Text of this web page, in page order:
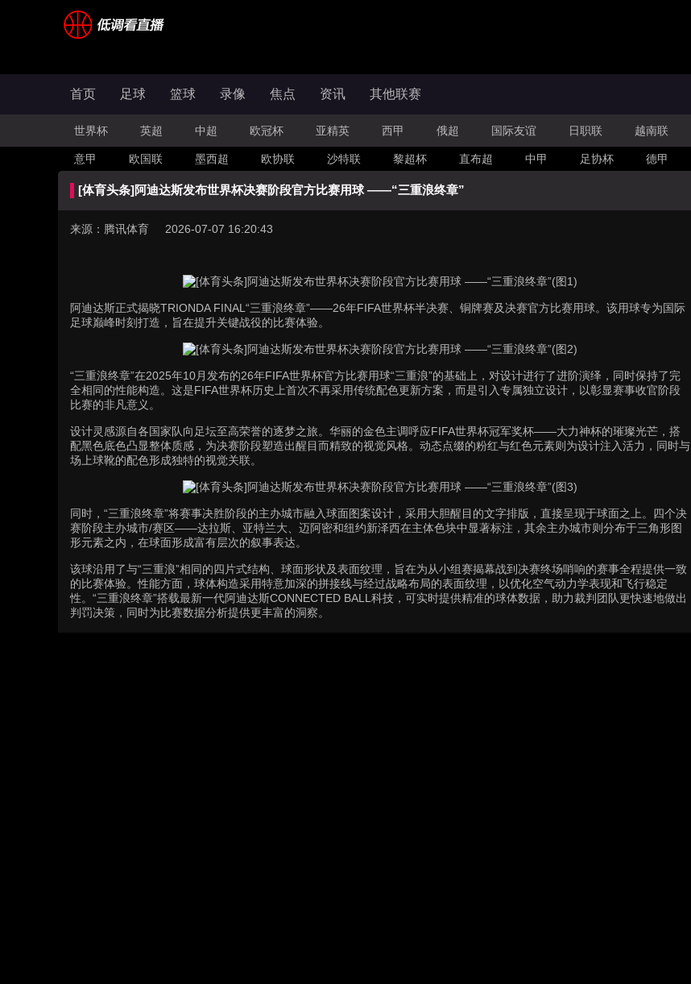
首页 足球 篮球 录像 焦点 资讯 其他联赛
世界杯 英超 中超 欧冠杯 亚精英 西甲 俄超 国际友谊 日职联 越南联
意甲 欧国联 墨西超 欧协联 沙特联 黎超杯 直布超 中甲 足协杯 德甲
[体育头条]阿迪达斯发布世界杯决赛阶段官方比赛用球 ——“三重浪终章”
来源：腾讯体育 2026-07-07 16:20:43
阿迪达斯正式揭晓TRIONDA FINAL“三重浪终章”——26年FIFA世界杯半决赛、铜牌赛及决赛官方比赛用球。该用球专为国际
足球巅峰时刻打造，旨在提升关键战役的比赛体验。
“三重浪终章”在2025年10月发布的26年FIFA世界杯官方比赛用球“三重浪”的基础上，对设计进行了进阶演绎，同时保持了完
全相同的性能构造。这是FIFA世界杯历史上首次不再采用传统配色更新方案，而是引入专属独立设计，以彰显赛事收官阶段
比赛的非凡意义。
设计灵感源自各国家队向足坛至高荣誉的逐梦之旅。华丽的金色主调呼应FIFA世界杯冠军奖杯——大力神杯的璀璨光芒，搭
配黑色底色凸显整体质感，为决赛阶段塑造出醒目而精致的视觉风格。动态点缀的粉红与红色元素则为设计注入活力，同时与
场上球靴的配色形成独特的视觉关联。
同时，“三重浪终章”将赛事决胜阶段的主办城市融入球面图案设计，采用大胆醒目的文字排版，直接呈现于球面之上。四个决
赛阶段主办城市/赛区——达拉斯、亚特兰大、迈阿密和纽约新泽西在主体色块中显著标注，其余主办城市则分布于三角形图
形元素之内，在球面形成富有层次的叙事表达。
该球沿用了与“三重浪”相同的四片式结构、球面形状及表面纹理，旨在为从小组赛揭幕战到决赛终场哨响的赛事全程提供一致
的比赛体验。性能方面，球体构造采用特意加深的拼接线与经过战略布局的表面纹理，以优化空气动力学表现和飞行稳定
性。“三重浪终章”搭载最新一代阿迪达斯CONNECTED BALL科技，可实时提供精准的球体数据，助力裁判团队更快速地做出
判罚决策，同时为比赛数据分析提供更丰富的洞察。